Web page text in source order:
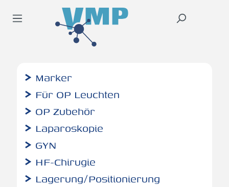
Marker
Für OP Leuchten
OP Zubehör
Laparoskopie
GYN
HF-Chirugie
Lagerung/Positionierung